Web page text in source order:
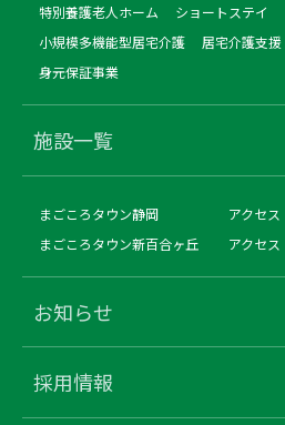
特別養護老人ホーム ショートステイ
小規模多機能型居宅介護
居宅介護支援
身元保証事業
施設一覧
まごころタウン静岡
アクセス
まごころタウン新百合ヶ丘
アクセス
お知らせ
採用情報